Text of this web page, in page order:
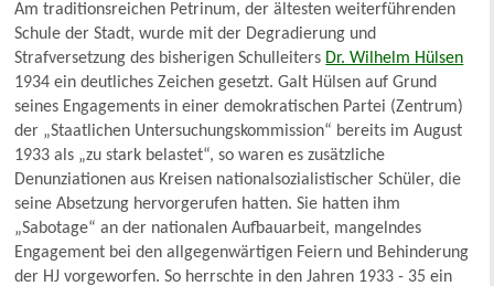
Am traditionsreichen Petrinum, der ältesten weiterführenden
Schule der Stadt, wurde mit der Degradierung und
Strafversetzung des bisherigen Schulleiters Dr. Wilhelm Hülsen
1934 ein deutliches Zeichen gesetzt. Galt Hülsen auf Grund
seines Engagements in einer demokratischen Partei (Zentrum)
der „Staatlichen Untersuchungskommission“ bereits im August
1933 als „zu stark belastet“, so waren es zusätzliche
Denunziationen aus Kreisen nationalsozialistischer Schüler, die
seine Absetzung hervorgerufen hatten. Sie hatten ihm
„Sabotage“ an der nationalen Aufbauarbeit, mangelndes
Engagement bei den allgegenwärtigen Feiern und Behinderung
der HJ vorgeworfen. So herrschte in den Jahren 1933 - 35 ein